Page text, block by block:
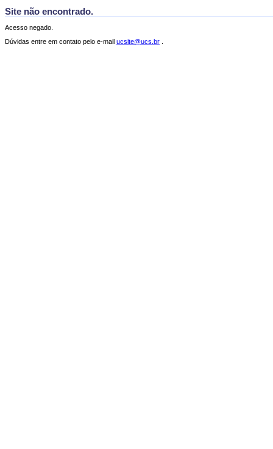
Site não encontrado.
Acesso negado.
Dúvidas entre em contato pelo e-mail ucsite@ucs.br